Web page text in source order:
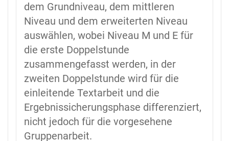
dem Grundniveau, dem mittleren
Niveau und dem erweiterten Niveau
auswählen, wobei Niveau M und E für
die erste Doppelstunde
zusammengefasst werden, in der
zweiten Doppelstunde wird für die
einleitende Textarbeit und die
Ergebnissicherungsphase differenziert,
nicht jedoch für die vorgesehene
Gruppenarbeit.